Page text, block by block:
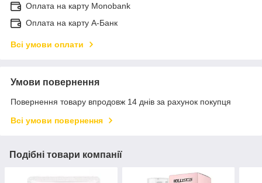
Оплата на карту Monobank
Оплата на карту А-Банк
Всі умови оплати
Умови повернення
Повернення товару впродовж 14 днів за рахунок покупця
Всі умови повернення
Подібні товари компанії